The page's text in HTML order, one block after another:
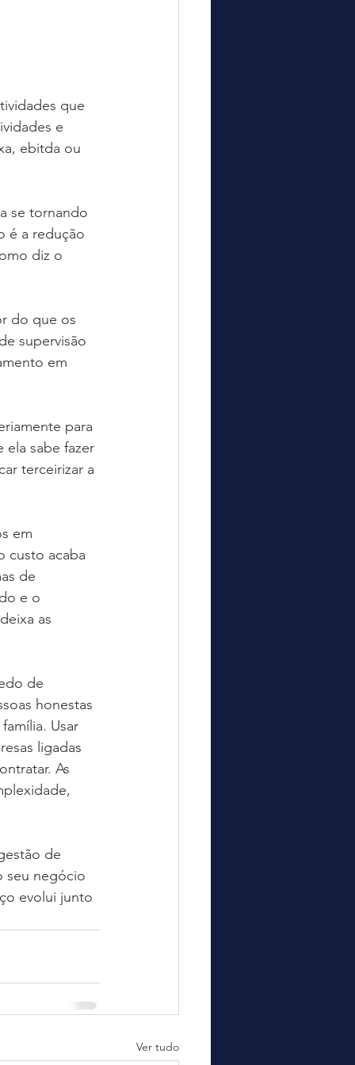
que
e
ebitda ou
se tornando
é a redução
diz o
do que os
supervisão
em
para
ela sabe fazer
terceirizar a
em
custo acaba
de
e o
as
de
honestas
Usar
ligadas
As
de
seu negócio
evolui junto
Ver tudo